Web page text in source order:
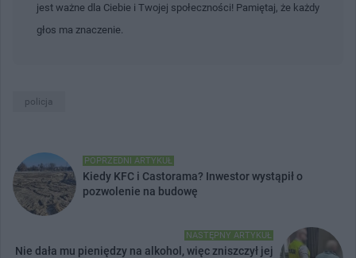
jest ważne dla Ciebie i Twojej społeczności! Pamiętaj, że każdy
głos ma znaczenie.
policja
POPRZEDNI ARTYKUŁ
Kiedy KFC i Castorama? Inwestor wystąpił o
pozwolenie na budowę
NASTĘPNY ARTYKUŁ
Nie dała mu pieniędzy na alkohol, więc zniszczył jej